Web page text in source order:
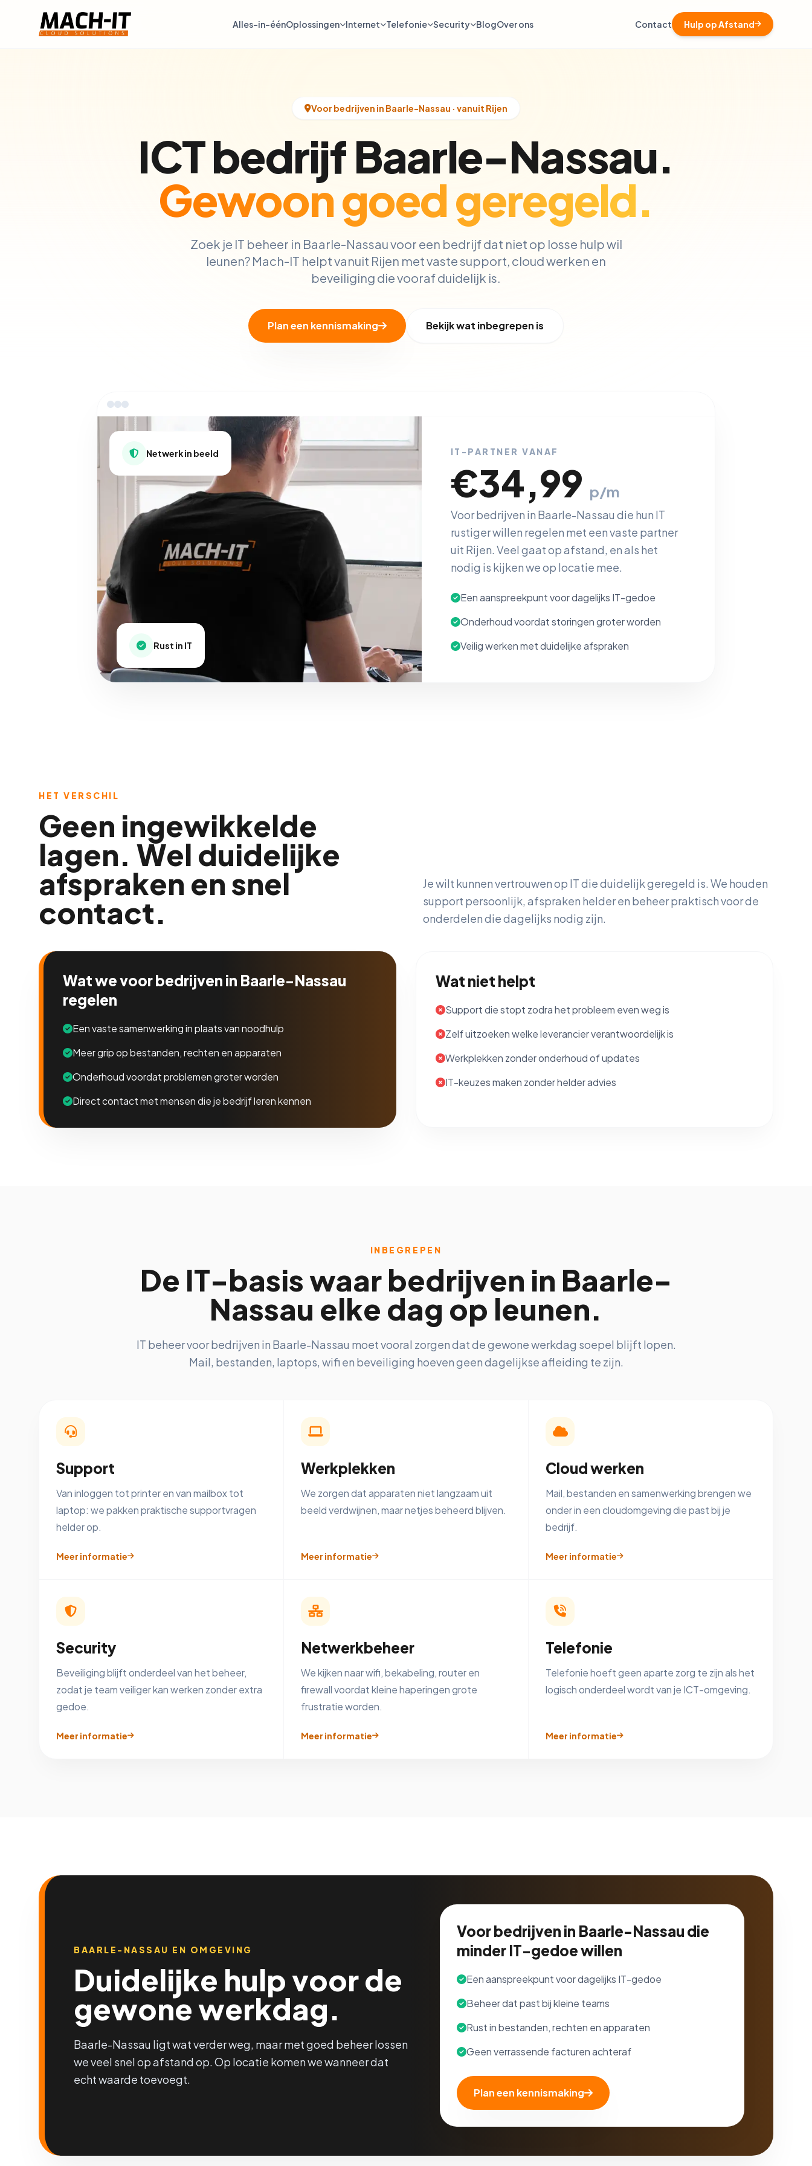
Alles-in-éénOplossingen Internet Telefonie Security BlogOver ons Contact Hulp op Afstand
Voor bedrijven in Baarle-Nassau · vanuit Rijen
ICT bedrijf Baarle-Nassau.
Gewoon goed geregeld.
Zoek je IT beheer in Baarle-Nassau voor een bedrijf dat niet op losse hulp wil
leunen? Mach-IT helpt vanuit Rijen met vaste support, cloud werken en
beveiliging die vooraf duidelijk is.
Plan een kennismaking Bekijk wat inbegrepen is
Netwerk in beeld
Rust in IT
IT-PARTNER VANAF
€34,99 p/m
Voor bedrijven in Baarle-Nassau die hun IT
rustiger willen regelen met een vaste partner
uit Rijen. Veel gaat op afstand, en als het
nodig is kijken we op locatie mee.
Een aanspreekpunt voor dagelijks IT-gedoe
Onderhoud voordat storingen groter worden
Veilig werken met duidelijke afspraken
HET VERSCHIL
Geen ingewikkelde
lagen. Wel duidelijke
afspraken en snel
contact.
Je wilt kunnen vertrouwen op IT die duidelijk geregeld is. We houden
support persoonlijk, afspraken helder en beheer praktisch voor de
onderdelen die dagelijks nodig zijn.
Wat we voor bedrijven in Baarle-Nassau
regelen
Een vaste samenwerking in plaats van noodhulp
Meer grip op bestanden, rechten en apparaten
Onderhoud voordat problemen groter worden
Direct contact met mensen die je bedrijf leren kennen
Wat niet helpt
Support die stopt zodra het probleem even weg is
Zelf uitzoeken welke leverancier verantwoordelijk is
Werkplekken zonder onderhoud of updates
IT-keuzes maken zonder helder advies
INBEGREPEN
De IT-basis waar bedrijven in Baarle-
Nassau elke dag op leunen.
IT beheer voor bedrijven in Baarle-Nassau moet vooral zorgen dat de gewone werkdag soepel blijft lopen.
Mail, bestanden, laptops, wifi en beveiliging hoeven geen dagelijkse afleiding te zijn.
Support
Van inloggen tot printer en van mailbox tot
laptop: we pakken praktische supportvragen
helder op.
Meer informatie
Werkplekken
We zorgen dat apparaten niet langzaam uit
beeld verdwijnen, maar netjes beheerd blijven.
Meer informatie
Cloud werken
Mail, bestanden en samenwerking brengen we
onder in een cloudomgeving die past bij je
bedrijf.
Meer informatie
Security
Beveiliging blijft onderdeel van het beheer,
zodat je team veiliger kan werken zonder extra
gedoe.
Meer informatie
Netwerkbeheer
We kijken naar wifi, bekabeling, router en
firewall voordat kleine haperingen grote
frustratie worden.
Meer informatie
Telefonie
Telefonie hoeft geen aparte zorg te zijn als het
logisch onderdeel wordt van je ICT-omgeving.
Meer informatie
BAARLE-NASSAU EN OMGEVING
Duidelijke hulp voor de
gewone werkdag.
Baarle-Nassau ligt wat verder weg, maar met goed beheer lossen
we veel snel op afstand op. Op locatie komen we wanneer dat
echt waarde toevoegt.
Voor bedrijven in Baarle-Nassau die
minder IT-gedoe willen
Een aanspreekpunt voor dagelijks IT-gedoe
Beheer dat past bij kleine teams
Rust in bestanden, rechten en apparaten
Geen verrassende facturen achteraf
Plan een kennismaking